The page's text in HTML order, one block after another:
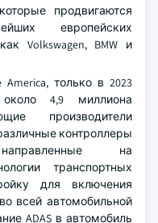
продвигаются
европейских
Volkswagen, BMW и
только в 2023
4,9 миллиона
производители
контроллеры
на
транспортных
для включения
всей автомобильной
ADAS в автомобиль